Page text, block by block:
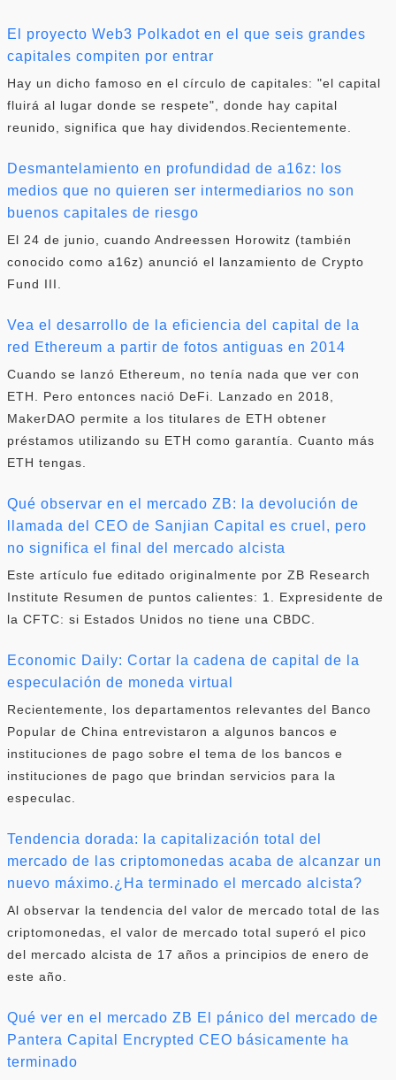
El proyecto Web3 Polkadot en el que seis grandes
capitales compiten por entrar
Hay un dicho famoso en el círculo de capitales: "el capital
fluirá al lugar donde se respete", donde hay capital
reunido, significa que hay dividendos.Recientemente.
Desmantelamiento en profundidad de a16z: los
medios que no quieren ser intermediarios no son
buenos capitales de riesgo
El 24 de junio, cuando Andreessen Horowitz (también
conocido como a16z) anunció el lanzamiento de Crypto
Fund III.
Vea el desarrollo de la eficiencia del capital de la
red Ethereum a partir de fotos antiguas en 2014
Cuando se lanzó Ethereum, no tenía nada que ver con
ETH. Pero entonces nació DeFi. Lanzado en 2018,
MakerDAO permite a los titulares de ETH obtener
préstamos utilizando su ETH como garantía. Cuanto más
ETH tengas.
Qué observar en el mercado ZB: la devolución de
llamada del CEO de Sanjian Capital es cruel, pero
no significa el final del mercado alcista
Este artículo fue editado originalmente por ZB Research
Institute Resumen de puntos calientes: 1. Expresidente de
la CFTC: si Estados Unidos no tiene una CBDC.
Economic Daily: Cortar la cadena de capital de la
especulación de moneda virtual
Recientemente, los departamentos relevantes del Banco
Popular de China entrevistaron a algunos bancos e
instituciones de pago sobre el tema de los bancos e
instituciones de pago que brindan servicios para la
especulac.
Tendencia dorada: la capitalización total del
mercado de las criptomonedas acaba de alcanzar un
nuevo máximo.¿Ha terminado el mercado alcista?
Al observar la tendencia del valor de mercado total de las
criptomonedas, el valor de mercado total superó el pico
del mercado alcista de 17 años a principios de enero de
este año.
Qué ver en el mercado ZB El pánico del mercado de
Pantera Capital Encrypted CEO básicamente ha
terminado